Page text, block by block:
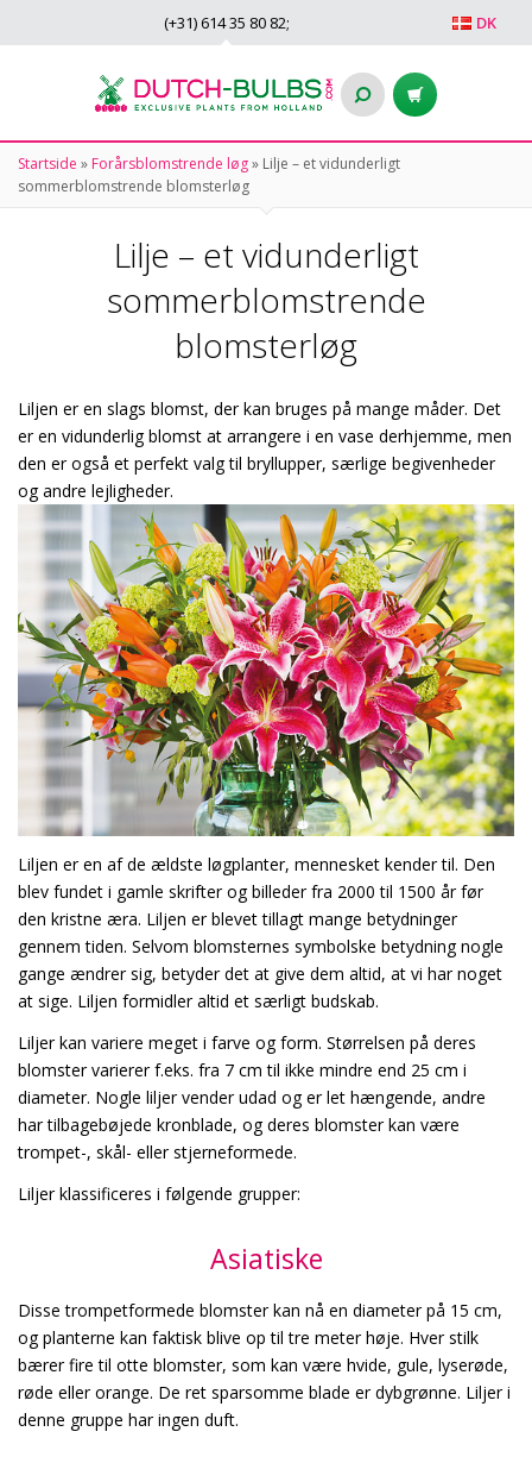
DK
(+31) 614 35 80 82;
Startside » Forårsblomstrende løg» Lilje – et vidunderligt
sommerblomstrende blomsterløg
Lilje – et vidunderligt
sommerblomstrende
blomsterløg
Liljen er en slags blomst, der kan bruges på mange måder. Det
er en vidunderlig blomst at arrangere i en vase derhjemme, men
den er også et perfekt valg til bryllupper, særlige begivenheder
og andre lejligheder.
Liljen er en af de ældste løgplanter, mennesket kender til. Den
blev fundet i gamle skrifter og billeder fra 2000 til 1500 år før
den kristne æra. Liljen er blevet tillagt mange betydninger
gennem tiden. Selvom blomsternes symbolske betydning nogle
gange ændrer sig, betyder det at give dem altid, at vi har noget
at sige. Liljen formidler altid et særligt budskab.
Liljer kan variere meget i farve og form. Størrelsen på deres
blomster varierer f.eks. fra 7 cm til ikke mindre end 25 cm i
diameter. Nogle liljer vender udad og er let hængende, andre
har tilbagebøjede kronblade, og deres blomster kan være
trompet-, skål- eller stjerneformede.
Liljer klassificeres i følgende grupper:
Asiatiske
Disse trompetformede blomster kan nå en diameter på 15 cm,
og planterne kan faktisk blive op til tre meter høje. Hver stilk
bærer fire til otte blomster, som kan være hvide, gule, lyserøde,
røde eller orange. De ret sparsomme blade er dybgrønne. Liljer i
denne gruppe har ingen duft.